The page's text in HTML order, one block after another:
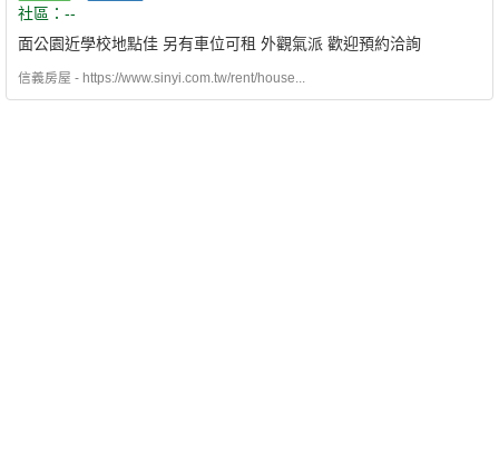
社區：--
面公園近學校地點佳 另有車位可租 外觀氣派 歡迎預約洽詢
信義房屋 - https://www.sinyi.com.tw/rent/house...